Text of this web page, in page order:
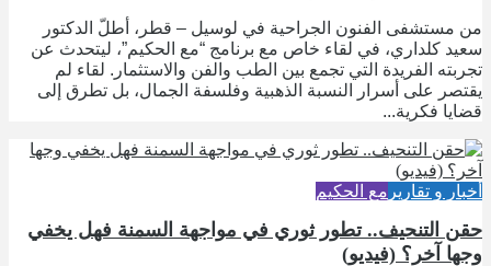
من مستشفى الفنون الجراحية في لوسيل – قطر، أطلّ الدكتور
سعيد كلداري، في لقاء خاص مع برنامج “مع الحكيم”، ليتحدث عن
تجربته الفريدة التي تجمع بين الطب والفن والاستثمار. لقاء لم
يقتصر على أسرار النسبة الذهبية وفلسفة الجمال، بل تطرق إلى
قضايا فكرية...
أخبار و تقارير مع الحكيم
حقن التنحيف.. تطور ثوري في مواجهة السمنة فهل يخفي
وجها آخر؟ (فيديو)